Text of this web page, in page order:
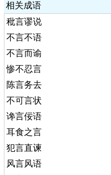
相关成语
秕言谬说
不言不语
不言而谕
惨不忍言
陈言务去
不可言状
谗言佞语
耳食之言
犯言直谏
风言风语